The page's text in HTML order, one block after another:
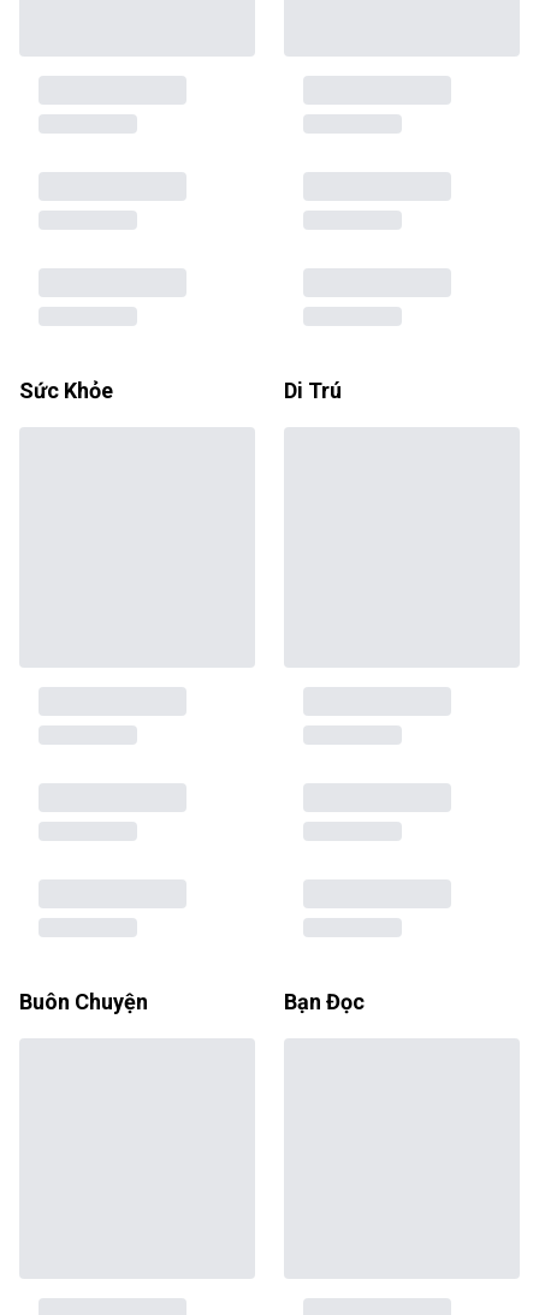
Sức Khỏe Di Trú
Buôn Chuyện Bạn Đọc